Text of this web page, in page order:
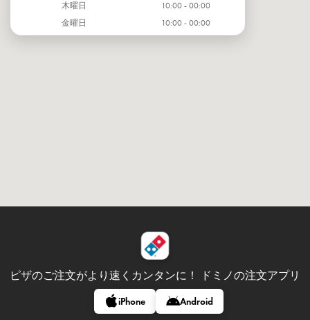
木曜日
10:00 - 00:00
金曜日
10:00 - 00:00
ピザのご注文がより速くカンタンに！ ドミノの注文アプリ
iPhone Android